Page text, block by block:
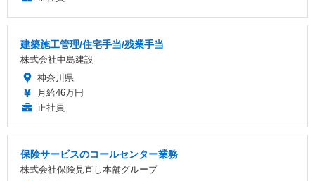
建築施工管理/住宅手当/残業手当
株式会社中島建設
神奈川県
月給46万円
正社員
保険サービスのコールセンター業務
株式会社保険見直し本舗グループ